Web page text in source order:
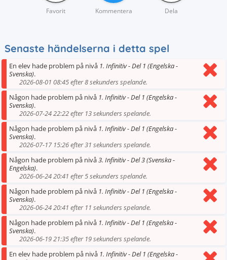
Favorit Kommentera Dela
Senaste händelserna i detta spel
En elev hade problem på nivå 1. Infinitiv - Del 1 (Engelska -
Svenska).
2026-08-01 08:45 efter 8 sekunders spelande.
Någon hade problem på nivå 1. Infinitiv - Del 1 (Engelska -
Svenska).
2026-07-24 22:22 efter 13 sekunders spelande.
Någon hade problem på nivå 1. Infinitiv - Del 1 (Engelska -
Svenska).
2026-07-17 15:26 efter 31 sekunders spelande.
Någon hade problem på nivå3. Infinitiv - Del 3 (Svenska -
Engelska).
2026-06-24 20:41 efter 5 sekunders spelande.
Någon hade problem på nivå 1. Infinitiv - Del 1 (Engelska -
Svenska).
2026-06-24 20:41 efter 11 sekunders spelande.
Någon hade problem på nivå 1. Infinitiv - Del 1 (Engelska -
Svenska).
2026-06-19 21:35 efter 19 sekunders spelande.
En elev hade problem på nivå 1. Infinitiv - Del 1 (Engelska -